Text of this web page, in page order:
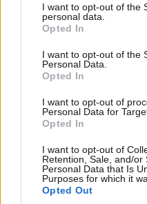
not limited to your visit or
grant or deny consent to
use your data for below
consent section.
I want to opt-out of the
personal data.
Opted In
I want to opt-out of the
Personal Data.
Opted In
I want to opt-out of
Personal Data for
Opted In
I want to opt-out of
Retention, Sale, and/or
Personal Data that Is
Purposes for which it
Opted Out